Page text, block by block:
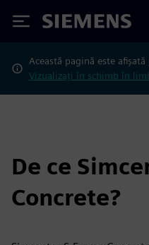
Siemens
Această pagină este
Vizualizați în schimb în
De ce
Concrete?